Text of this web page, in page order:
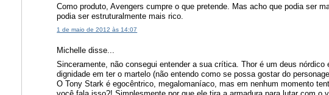
Como produto, Avengers cumpre o que pretende. Mas acho que podia ser
podia ser estruturalmente mais rico.
1 de maio de 2012 às 14:07
Michelle disse...
Sinceramente, não consegui entender a sua crítica. Thor é um deus
dignidade em ter o martelo (não entendo como se possa gostar do
O Tony Stark é egocêntrico, megalomaníaco, mas em nenhum momento